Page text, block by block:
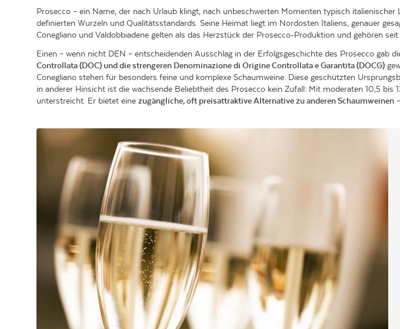
Prosecco – ein Name, der nach Urlaub klingt, nach unbeschwerten Momenten typisch
definierten Wurzeln und Qualitätsstandards. Seine Heimat liegt im Nordosten Italiens, genauer
Conegliano und Valdobbiadene gelten als das Herzstück der Prosecco-Produktion und gehören
Einen – wenn nicht DEN – entscheidenden Ausschlag in der Erfolgsgeschichte des Prosecco gab
Controllata (DOC) und die strengeren Denominazione di Origine Controllata e Garantita (DOCG)
Conegliano stehen für besonders feine und komplexe Schaumweine. Diese geschützten
in anderer Hinsicht ist die wachsende Beliebtheit des Prosecco kein Zufall: Mit moderaten 10,5
unterstreicht. Er bietet eine zugängliche, oft preisattraktive Alternative zu anderen Schaumweinen